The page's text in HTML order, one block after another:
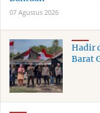
07 Agustus 2026
Hadir
Barat